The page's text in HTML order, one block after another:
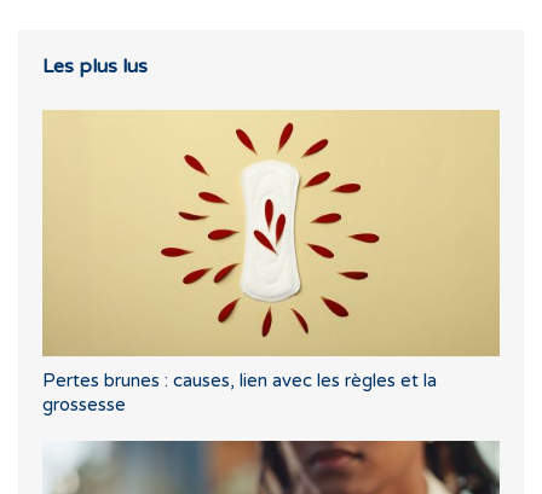
Les plus lus
Pertes brunes : causes, lien avec les règles et la
grossesse